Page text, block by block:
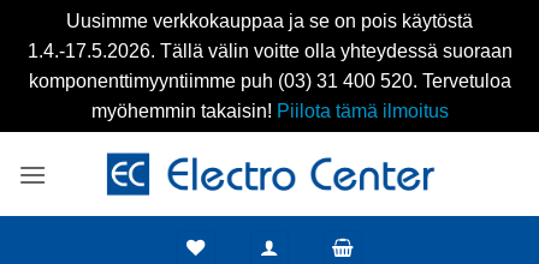
Uusimme verkkokauppaa ja se on pois käytöstä
1.4.-17.5.2026. Tällä välin voitte olla yhteydessä suoraan
komponenttimyyntiimme puh (03) 31 400 520. Tervetuloa
myöhemmin takaisin! Piilota tämä ilmoitus